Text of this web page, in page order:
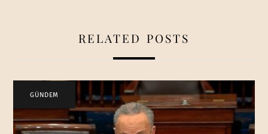
RELATED POSTS
GÜNDEM